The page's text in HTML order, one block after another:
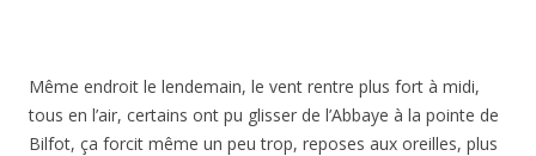
Même endroit le lendemain, le vent rentre plus fort à midi,
tous en l’air, certains ont pu glisser de l’Abbaye à la pointe de
Bilfot, ça forcit même un peu trop, reposes aux oreilles, plus